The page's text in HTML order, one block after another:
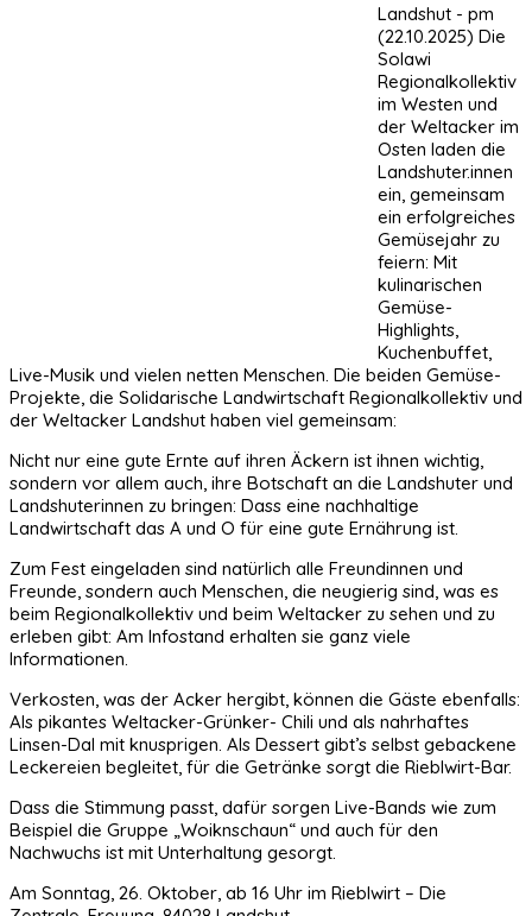
Landshut - pm
(22.10.2025) Die
Solawi
Regionalkollektiv
im Westen und
der Weltacker im
Osten laden die
Landshuter.innen
ein, gemeinsam
ein erfolgreiches
Gemüsejahr zu
feiern: Mit
kulinarischen
Gemüse-
Highlights,
Kuchenbuffet,
Live-Musik und vielen netten Menschen. Die beiden Gemüse-
Projekte, die Solidarische Landwirtschaft Regionalkollektiv und
der Weltacker Landshut haben viel gemeinsam:
Nicht nur eine gute Ernte auf ihren Äckern ist ihnen wichtig,
sondern vor allem auch, ihre Botschaft an die Landshuter und
Landshuterinnen zu bringen: Dass eine nachhaltige
Landwirtschaft das A und O für eine gute Ernährung ist.
Zum Fest eingeladen sind natürlich alle Freundinnen und
Freunde, sondern auch Menschen, die neugierig sind, was es
beim Regionalkollektiv und beim Weltacker zu sehen und zu
erleben gibt: Am Infostand erhalten sie ganz viele
Informationen.
Verkosten, was der Acker hergibt, können die Gäste ebenfalls:
Als pikantes Weltacker-Grünker- Chili und als nahrhaftes
Linsen-Dal mit knusprigen. Als Dessert gibt’s selbst gebackene
Leckereien begleitet, für die Getränke sorgt die Rieblwirt-Bar.
Dass die Stimmung passt, dafür sorgen Live-Bands wie zum
Beispiel die Gruppe „Woiknschaun“ und auch für den
Nachwuchs ist mit Unterhaltung gesorgt.
Am Sonntag, 26. Oktober, ab 16 Uhr im Rieblwirt – Die